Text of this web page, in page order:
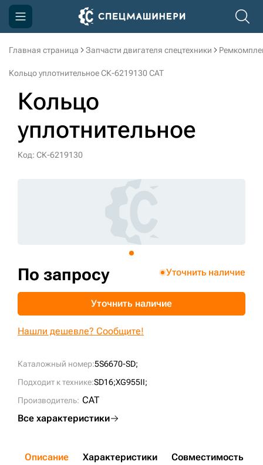
Главная страница Запчасти двигателя спецтехники
Кольцо уплотнительное СК-6219130 CAT
Кольцо
уплотнительное
Код: СК-6219130
Каталожный номер:5S6670-SD;
Подходит к технике:SD16;XG955II;
Производитель: CAT
Все характеристики
По запросу Уточнить наличие
Уточнить наличие
Нашли дешевле? Сообщите!
Описание Характеристики Совместимость
Компания
Доставка и оплата
Информация
Контакты
+7 (499) 394-50-93